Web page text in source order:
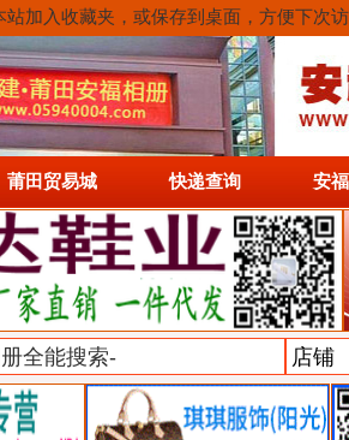
加入收藏夹，或保存到桌面，方便下次
莆田贸易城 快递查询 安